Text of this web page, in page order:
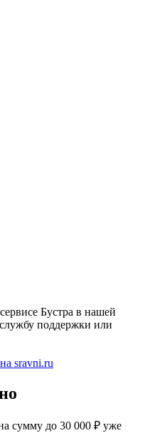
Бустра в нашей
поддержки или
sravni.ru
сумму до 30 000 ₽ уже